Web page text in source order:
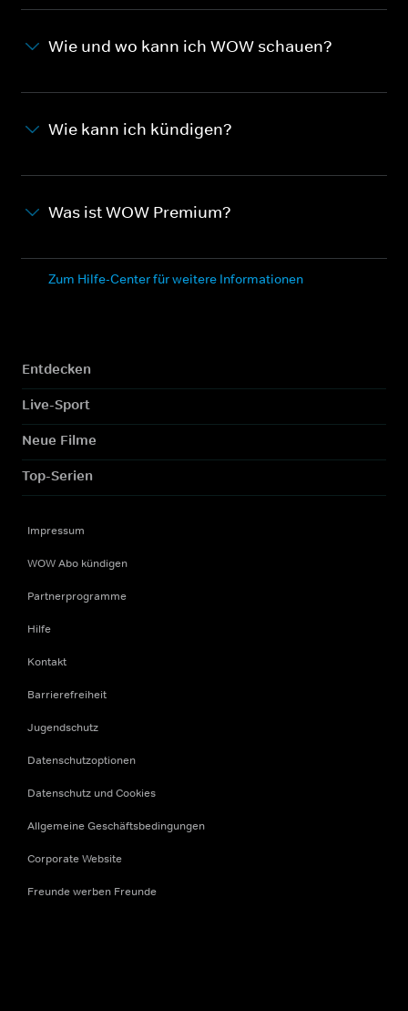
Wie und wo kann ich WOW schauen?
Wie kann ich kündigen?
Was ist WOW Premium?
Zum Hilfe-Center für weitere Informationen
Entdecken
Live-Sport
Neue Filme
Top-Serien
Impressum
WOW Abo kündigen
Partnerprogramme
Hilfe
Kontakt
Barrierefreiheit
Jugendschutz
Datenschutzoptionen
Datenschutz und Cookies
Allgemeine Geschäftsbedingungen
Corporate Website
Freunde werben Freunde